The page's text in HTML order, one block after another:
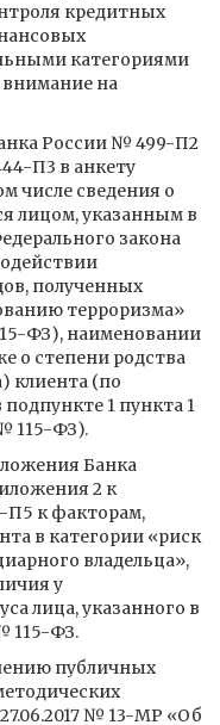
кредитных
категориями
на
России № 499-П2
П3 в анкету
числе сведения о
лицом, указанным в
закона
полученных
терроризма»
ФЗ), наименовании
о степени родства
клиента (по
1 пункта 1
115-ФЗ).
Банка
2 к
к факторам,
в категории «риск
владельца»,
у
лица, указанного в
115-ФЗ.
публичных
№ 13-МР «Об